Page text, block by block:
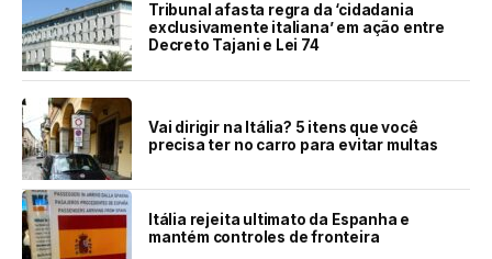
Tribunal afasta regra da ‘cidadania
exclusivamente italiana’ em ação entre
Decreto Tajani e Lei 74
Vai dirigir na Itália? 5 itens que você
precisa ter no carro para evitar multas
Itália rejeita ultimato da Espanha e
mantém controles de fronteira